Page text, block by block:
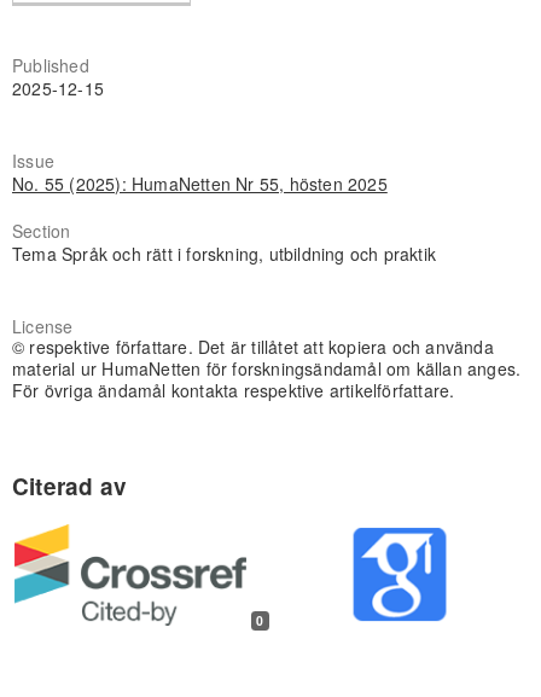
Published
2025-12-15
Issue
No. 55 (2025): HumaNetten Nr 55, hösten 2025
Section
Tema Språk och rätt i forskning, utbildning och praktik
License
© respektive författare. Det är tillåtet att kopiera och använda
material ur HumaNetten för forskningsändamål om källan anges.
För övriga ändamål kontakta respektive artikelförfattare.
0